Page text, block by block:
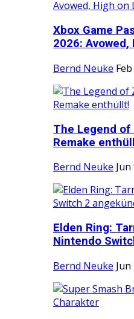
Xbox Game
2026: Avowed,
Bernd Neuke
The Legend of
Remake
Bernd Neuke Jun
Elden Ring:
Nintendo
Bernd Neuke Jun